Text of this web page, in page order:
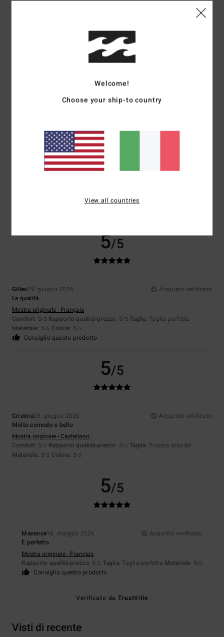
Troppo grande
Colore
5 /5
10. luglio 2026
Acquisto verificato
Rapporto qualità-prezzo: 5/5 Taglia
5/5
Gilles29. giugno 2026
Acquisto verificato
La qualità.
Mostra originale - Français
Comfort: 5/5 Rapporto qualità-prezzo: 5/5 Taglia: Taglia perfetta
Materiale: 5/5 Colore: 5/5
Consiglio questo prodotto
5/5
Cristina29. giugno 2026
Acquisto verificato
Molto comodo e bello
Mostra originale - Castellano
Comfort: 5/5 Rapporto qualità-prezzo: 4/5 Taglia: Troppo grande
Materiale: 3/5 Colore: 5/5
5/5
Maxence18. maggio 2026
Acquisto verificato
È perfetto
Mostra originale - Français
Rapporto qualità-prezzo: 5 /5 Taglia: Taglia perfetta Materiale: 5/5
Consiglio questo prodotto
Verificato daTrustVille
Visti di recente
Welcome!
Choose your ship-to country
View all countries